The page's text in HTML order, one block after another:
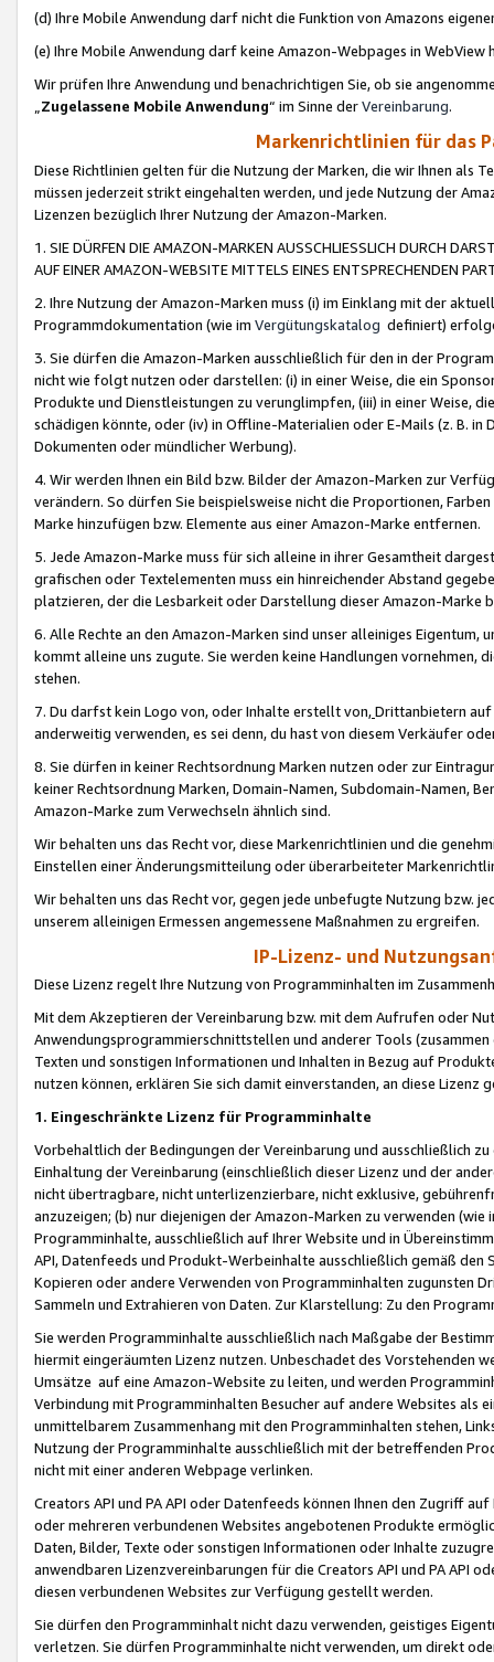
(d) Ihre Mobile Anwendung darf nicht die Funktion von Amazons
(e) Ihre Mobile Anwendung darf keine Amazon-Webpages in WebView
Wir prüfen Ihre Anwendung und benachrichtigen Sie, ob sie
„Zugelassene Mobile Anwendung“ im Sinne derVereinbarung.
Markenrichtlinien für das
Diese Richtlinien gelten für die Nutzung der Marken, die wir Ihnen als
müssen jederzeit strikt eingehalten werden, und jede Nutzung der
Lizenzen bezüglich Ihrer Nutzung der Amazon-Marken.
1. SIE DÜRFEN DIE AMAZON-MARKEN AUSSCHLIESSLICH DURCH
AUF EINER AMAZON-WEBSITE MITTELS EINES ENTSPRECHENDEN
2. Ihre Nutzung der Amazon-Marken muss (i) im Einklang mit der
Programmdokumentation (wie im Vergütungskatalog definiert)
3. Sie dürfen die Amazon-Marken ausschließlich für den in der
nicht wie folgt nutzen oder darstellen: (i) in einer Weise, die ein
Produkte und Dienstleistungen zu verunglimpfen, (iii) in einer Weise,
schädigen könnte, oder (iv) in Offline-Materialien oder E-Mails (z. B. in
Dokumenten oder mündlicher Werbung).
4. Wir werden Ihnen ein Bild bzw. Bilder der Amazon-Marken zur
verändern. So dürfen Sie beispielsweise nicht die Proportionen,
Marke hinzufügen bzw. Elemente aus einer Amazon-Marke entfernen.
5. Jede Amazon-Marke muss für sich alleine in ihrer Gesamtheit
grafischen oder Textelementen muss ein hinreichender Abstand
platzieren, der die Lesbarkeit oder Darstellung dieser Amazon-Marke
6. Alle Rechte an den Amazon-Marken sind unser alleiniges
kommt alleine uns zugute. Sie werden keine Handlungen vornehmen,
stehen.
7. Du darfst kein Logo von, oder Inhalte erstellt von,Drittanbietern auf
anderweitig verwenden, es sei denn, du hast von diesem Verkäufer
8. Sie dürfen in keiner Rechtsordnung Marken nutzen oder zur
keiner Rechtsordnung Marken, Domain-Namen, Subdomain-Namen,
Amazon-Marke zum Verwechseln ähnlich sind.
Wir behalten uns das Recht vor, diese Markenrichtlinien und die
Einstellen einer Änderungsmitteilung oder überarbeiteter
Wir behalten uns das Recht vor, gegen jede unbefugte Nutzung bzw.
unserem alleinigen Ermessen angemessene Maßnahmen zu ergreifen.
IP-Lizenz- und
Diese Lizenz regelt Ihre Nutzung von Programminhalten im
Mit dem Akzeptieren der Vereinbarung bzw. mit dem Aufrufen oder
Anwendungsprogrammierschnittstellen und anderer Tools (zusammen
Texten und sonstigen Informationen und Inhalten in Bezug auf
nutzen können, erklären Sie sich damit einverstanden, an diese Lizenz
1. Eingeschränkte Lizenz für Programminhalte
Vorbehaltlich der Bedingungen der Vereinbarung und ausschließlich
Einhaltung der Vereinbarung (einschließlich dieser Lizenz und der
nicht übertragbare, nicht unterlizenzierbare, nicht exklusive,
anzuzeigen; (b) nur diejenigen der Amazon-Marken zu verwenden
Programminhalte, ausschließlich auf Ihrer Website und in
API, Datenfeeds und Produkt-Werbeinhalte ausschließlich gemäß
Kopieren oder andere Verwenden von Programminhalten zugunsten
Sammeln und Extrahieren von Daten. Zur Klarstellung: Zu den
Sie werden Programminhalte ausschließlich nach Maßgabe der
hiermit eingeräumten Lizenz nutzen. Unbeschadet des Vorstehenden
Umsätze auf eine Amazon-Website zu leiten, und werden
Verbindung mit Programminhalten Besucher auf andere Websites als
unmittelbarem Zusammenhang mit den Programminhalten stehen,
Nutzung der Programminhalte ausschließlich mit der betreffenden
nicht mit einer anderen Webpage verlinken.
Creators API und PA API oder Datenfeeds können Ihnen den Zugriff
oder mehreren verbundenen Websites angebotenen Produkte
Daten, Bilder, Texte oder sonstigen Informationen oder Inhalte
anwendbaren Lizenzvereinbarungen für die Creators API und PA API
diesen verbundenen Websites zur Verfügung gestellt werden.
Sie dürfen den Programminhalt nicht dazu verwenden, geistiges
verletzen. Sie dürfen Programminhalte nicht verwenden, um direkt